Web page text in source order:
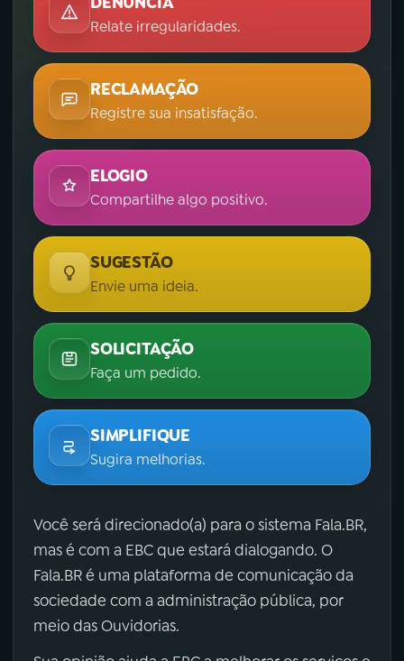
Relate irregularidades.
RECLAMAÇÃO
Registre sua insatisfação.
ELOGIO
Compartilhe algo positivo.
SUGESTÃO
Envie uma ideia.
SOLICITAÇÃO
Faça um pedido.
SIMPLIFIQUE
Sugira melhorias.
Você será direcionado(a) para o sistema Fala.BR,
mas é com a EBC que estará dialogando. O
Fala.BR é uma plataforma de comunicação da
sociedade com a administração pública, por
meio das Ouvidorias.